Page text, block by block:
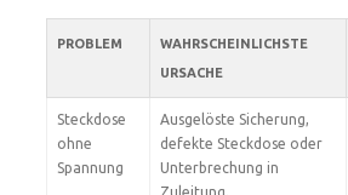
PROBLEM
WAHRSCHEINLICHSTE
URSACHE
Steckdose
ohne
Spannung
Ausgelöste Sicherung,
defekte Steckdose oder
Unterbrechung in